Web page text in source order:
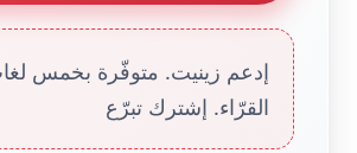
إدعم زينيت. متوفّرة بخمس
القرّاء. إشترك تبرّع